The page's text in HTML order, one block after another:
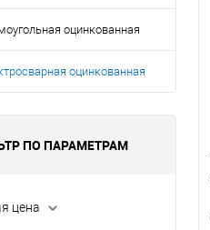
оцинкованная
оцинкованная
ПО ПАРАМЕТРАМ
цена